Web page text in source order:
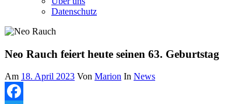
Datenschutz
Neo Rauch feiert heute seinen 63. Geburtstag
Am 18. April 2023 Von Marion In News